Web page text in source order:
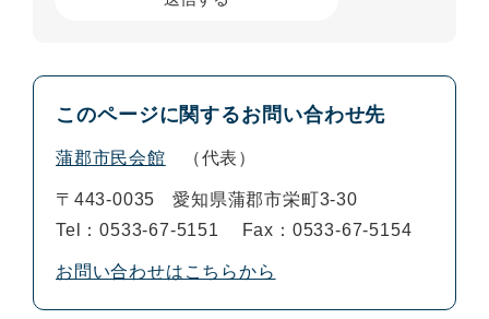
このページに関するお問い合わせ先
蒲郡市民会館 代表
〒443-0035
愛知県蒲郡市栄町3-30
Tel：0533-67-5151
Fax：0533-67-5154
お問い合わせはこちらから